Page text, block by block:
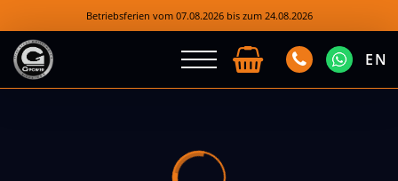
Betriebsferien vom 07.08.2026 bis zum 24.08.2026
EN